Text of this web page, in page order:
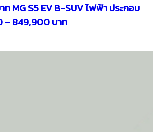
MG S5 EV B-SUV ไฟฟ้า ประกอบ
– 849,900 บาท